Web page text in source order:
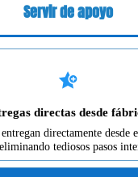
Servir de apoyo

directas desde
directamente desde
tediosos pasos